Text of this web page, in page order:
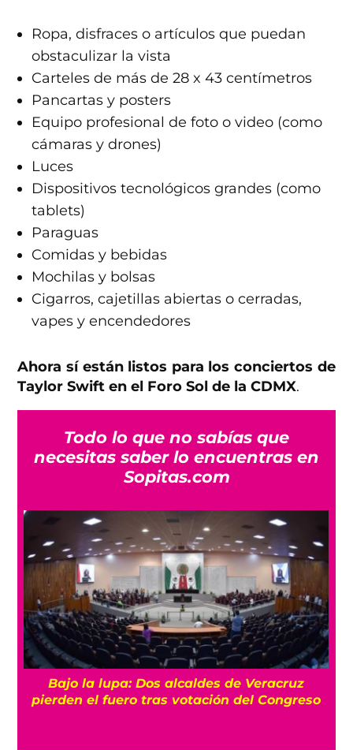
Ropa, disfraces o artículos que puedan
obstaculizar la vista
Carteles de más de 28 x 43 centímetros
Pancartas y posters
Equipo profesional de foto o video (como
cámaras y drones)
Luces
Dispositivos tecnológicos grandes (como
tablets)
Paraguas
Comidas y bebidas
Mochilas y bolsas
Cigarros, cajetillas abiertas o cerradas,
vapes y encendedores
Ahora sí están listos para los conciertos de
Taylor Swift en el Foro Sol de la CDMX.
Todo lo que no sabías que
necesitas saber lo encuentras en
Sopitas.com
Bajo la lupa: Dos alcaldes de Veracruz
pierden el fuero tras votación del Congreso